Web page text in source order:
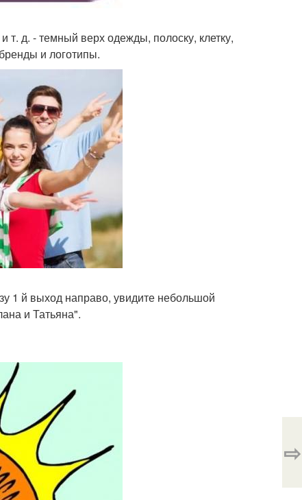
д. - темный верх одежды, полоску, клетку,
и логотипы.
1 й выход направо, увидите небольшой
и Татьяна".
⇨